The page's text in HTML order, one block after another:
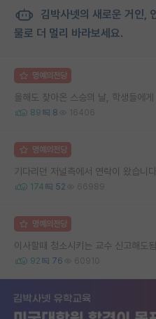
김박사넷의 새로운 거인,
물로 더 멀리 바라보세요.
명예의전당
올해도 찾아온 스승의 날, 학생들에게
89 8 16406
명예의전당
기다리던 저널측에서 연락이 왔습
174 52 66989
명예의전당
이사할때 청소시키는 교수 신고해도
92 76 60910